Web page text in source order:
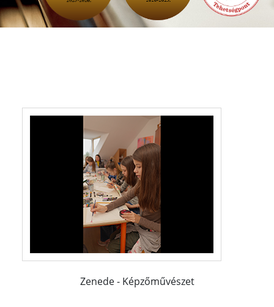
Zenede - Képzőművészet